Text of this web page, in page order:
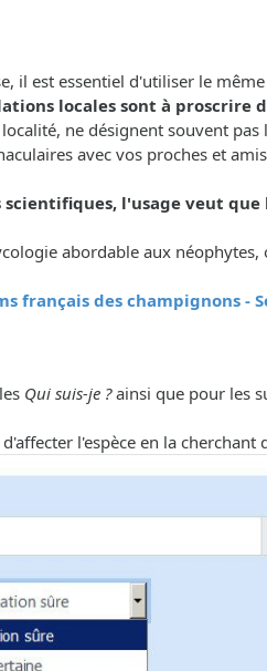
il est essentiel d'utiliser le
locales sont à proscrire
ne désignent souvent
avec vos proches et
l'usage veut
abordable aux
français des champignons -
Qui suis-je ?ainsi que pour les
l'espèce en la